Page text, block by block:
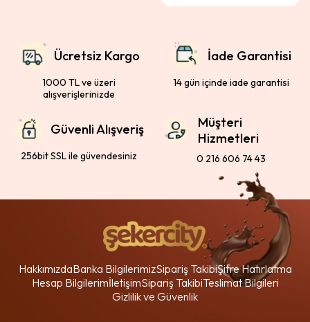
Ücretsiz Kargo
1000 TL ve üzeri
alışverişlerinizde
İade Garantisi
14 gün içinde iade garantisi
Güvenli Alışveriş
256bit SSL ile güvendesiniz
Müşteri
Hizmetleri
0 216 606 74 43
HakkımızdaBanka BilgilerimizSipariş TakibiŞifre Hatırlatma
Hesap BilgilerimİletişimSipariş TakibiTeslimat Bilgileri
Gizlilik ve Güvenlik